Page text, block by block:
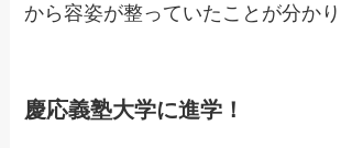
から容姿が整っていたことが分かり
慶応義塾大学に進学！